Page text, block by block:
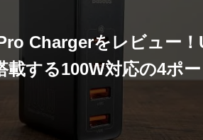
Chargerをレビュー！
載する100W対応の4ポ